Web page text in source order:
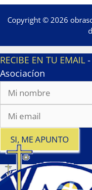
Copyright © 2026
RECIBE EN TU EMAIL
Asociacíon
SI, ME APUNTO